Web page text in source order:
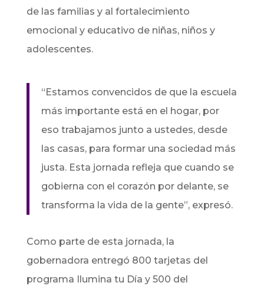
de las familias y al fortalecimiento
emocional y educativo de niñas, niños y
adolescentes.
“Estamos convencidos de que la escuela
más importante está en el hogar, por
eso trabajamos junto a ustedes, desde
las casas, para formar una sociedad más
justa. Esta jornada refleja que cuando se
gobierna con el corazón por delante, se
transforma la vida de la gente”, expresó.
Como parte de esta jornada, la
gobernadora entregó 800 tarjetas del
programa Ilumina tu Día y 500 del